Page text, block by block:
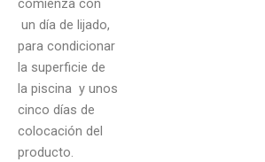
comienza con
un día de lijado,
para condicionar
la superficie de
la piscina y unos
cinco días de
colocación del
producto.